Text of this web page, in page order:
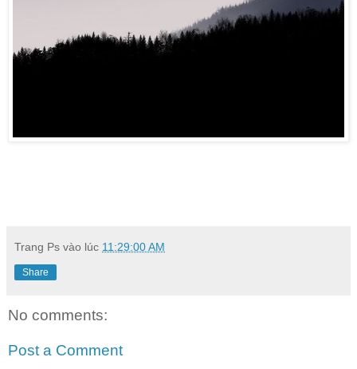
Trang Ps vào lúc 11:29:00 AM
Share
No comments:
Post a Comment